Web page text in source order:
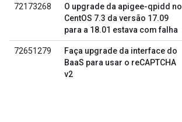
72173268
O upgrade da apigee-qpidd no
CentOS 7.3 da versão 17.09
para a 18.01 estava com falha
72651279
Faça upgrade da interface do
BaaS para usar o reCAPTCHA
v2